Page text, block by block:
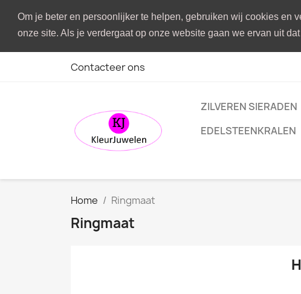
Om je beter en persoonlijker te helpen, gebruiken wij cookies en
onze site. Als je verdergaat op onze website gaan we ervan uit
Contacteer ons
ZILVEREN SIERADEN
EDELSTEENKRALEN
Home Ringmaat
Ringmaat